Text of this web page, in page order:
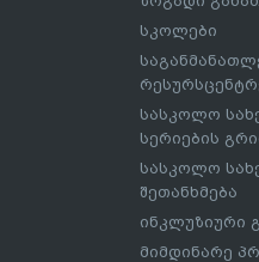
სკოლები
სასკოლო
სერიების
სასკოლო
შეთანხმება
ინკლუზიური
მიმდინარე